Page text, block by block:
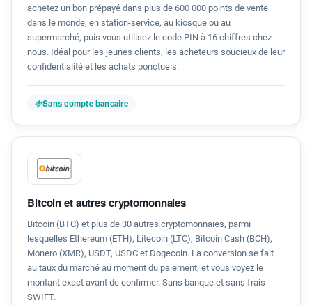
achetez un bon prépayé dans plus de 600 000 points de vente
dans le monde, en station-service, au kiosque ou au
supermarché, puis vous utilisez le code PIN à 16 chiffres chez
nous. Idéal pour les jeunes clients, les acheteurs soucieux de leur
confidentialité et les achats ponctuels.
Sans compte bancaire
Bitcoin et autres cryptomonnaies
Bitcoin (BTC) et plus de 30 autres cryptomonnaies, parmi
lesquelles Ethereum (ETH), Litecoin (LTC), Bitcoin Cash (BCH),
Monero (XMR), USDT, USDC et Dogecoin. La conversion se fait
au taux du marché au moment du paiement, et vous voyez le
montant exact avant de confirmer. Sans banque et sans frais
SWIFT.